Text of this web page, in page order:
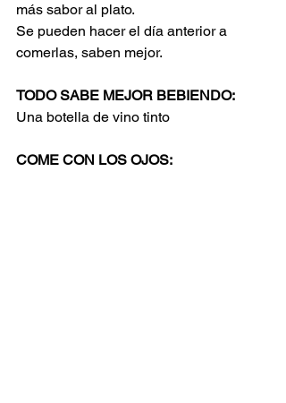
más sabor al plato.
Se pueden hacer el día anterior a
comerlas, saben mejor.
TODO SABE MEJOR BEBIENDO:
Una botella de vino tinto
COME CON LOS OJOS: